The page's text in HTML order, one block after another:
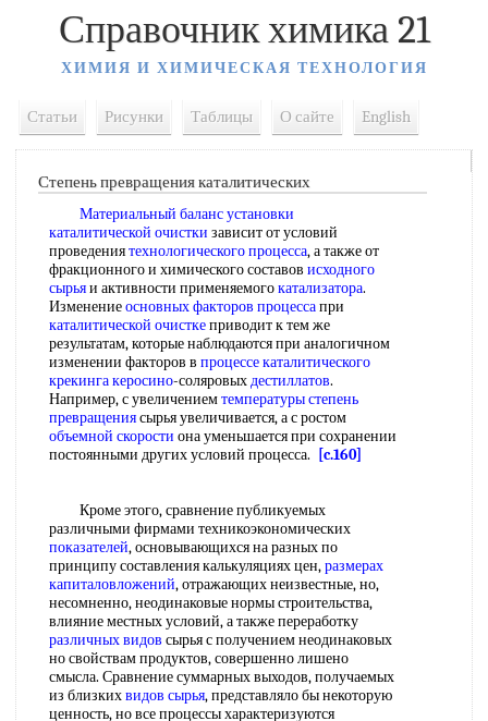
Справочник химика 21
ХИМИЯ И ХИМИЧЕСКАЯ ТЕХНОЛОГИЯ
Статьи Рисунки Таблицы О сайте English
Степень превращения каталитических
Материальный баланс установки
каталитической очистки зависит от условий
проведениятехнологического процесса, а также от
фракционного и химического составов исходного
сырьяи активности применяемогокатализатора.
Изменениеосновных факторов процессапри
каталитической очисткеприводит к тем же
результатам, которые наблюдаются при аналогичном
изменении факторов в процессе каталитического
крекингакеросино-соляровыхдестиллатов.
Например, с увеличениемтемпературы степень
превращениясырья увеличивается, а с ростом
объемной скорости она уменьшается при сохранении
постоянными других условий процесса.
[c.160]
Кроме этого, сравнение публикуемых
различными фирмами техникоэкономических
показателей, основывающихся на разных по
принципу составления калькуляциях цен,размерах
капиталовложений, отражающих неизвестные, но,
несомненно, неодинаковые нормы строительства,
влияние местных условий, а также переработку
различных видов сырья с получением неодинаковых
но свойствам продуктов, совершенно лишено
смысла. Сравнение суммарных выходов, получаемых
из близкихвидов сырья, представляло бы некоторую
ценность, но все процессы характеризуются